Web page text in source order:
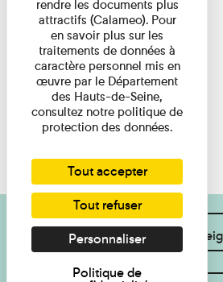
Je souhaite des
rendre les documents plus
attractifs (Calameo). Pour
en savoir plus sur les
traitements de données à
caractère personnel mis en
œuvre par le Département
des Hauts-de-Seine,
consultez notre politique de
protection des données.
Tout accepter
Tout refuser
Personnaliser
Politique de